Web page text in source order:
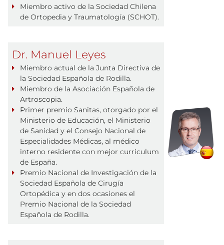
Miembro activo de la Sociedad Chilena
de Ortopedia y Traumatología (SCHOT).
Dr. Manuel Leyes
Miembro actual de la Junta Directiva de
la Sociedad Española de Rodilla.
Miembro de la Asociación Española de
Artroscopia.
Primer premio Sanitas, otorgado por el
Ministerio de Educación, el Ministerio
de Sanidad y el Consejo Nacional de
Especialidades Médicas, al médico
interno residente con mejor curriculum
de España.
Premio Nacional de Investigación de la
Sociedad Española de Cirugía
Ortopédica y en dos ocasiones el
Premio Nacional de la Sociedad
Española de Rodilla.